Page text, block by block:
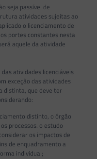
seja passível de
atividades sujeitas ao
o licenciamento de
portes constantes nesta
aquele da atividade
atividades licenciáveis
exceção das atividades
distinta, que deve ter
distinto, o órgão
processos. o estudo
os impactos de
de enquadramento a
individual;